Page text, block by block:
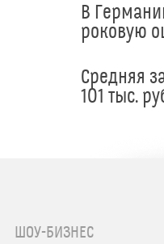
В
роковую
Средняя
101 тыс.
ШОУ-БИЗНЕС